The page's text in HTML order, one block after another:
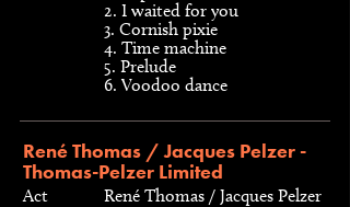
2. I waited for you
3. Cornish pixie
4. Time machine
5. Prelude
6. Voodoo dance
René Thomas / Jacques Pelzer -
Thomas-Pelzer Limited
Act
René Thomas / Jacques Pelzer